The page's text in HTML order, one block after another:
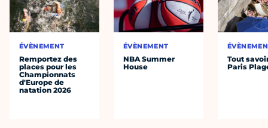
ÉVÈNEMENT
Remportez des
places pour les
Championnats
d'Europe de
natation 2026
ÉVÈNEMENT
NBA Summer
House
Tout
Paris